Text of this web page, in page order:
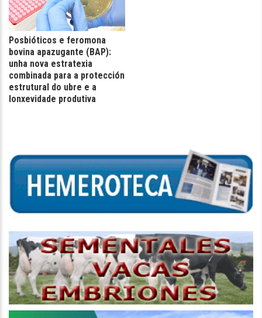
Posbióticos e feromona
bovina apazugante (BAP):
unha nova estratexia
combinada para a protección
estrutural do ubre e a
lonxevidade produtiva